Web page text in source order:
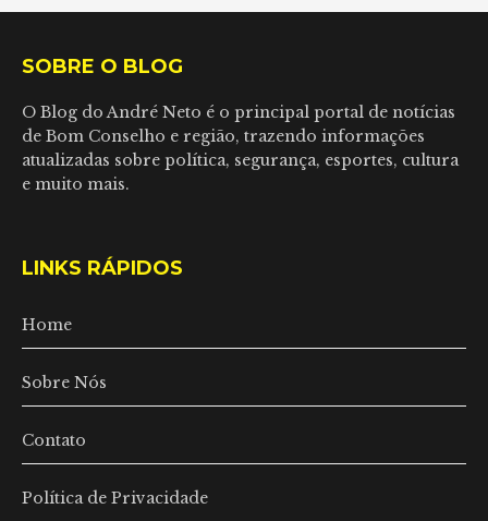
SOBRE O BLOG
O Blog do André Neto é o principal portal de notícias
de Bom Conselho e região, trazendo informações
atualizadas sobre política, segurança, esportes, cultura
e muito mais.
LINKS RÁPIDOS
Home
Sobre Nós
Contato
Política de Privacidade